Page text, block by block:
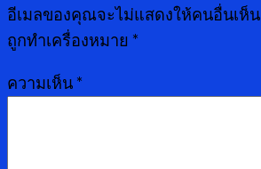
อีเมลของคุณจะไม่แสดงให้คนอื่นเห็น
ถูกทำเครื่องหมาย *
ความเห็น *